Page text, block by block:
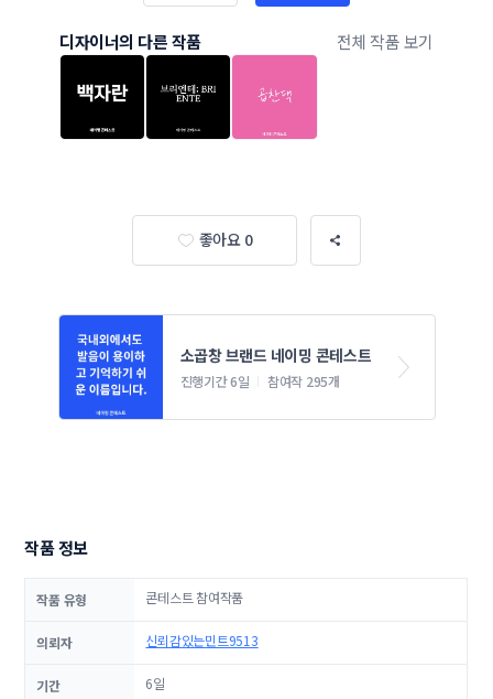
디자이너의 다른 작품 전체 작품 보기
좋아요 0
소곱창 브랜드 네이밍 콘테스트
진행기간 6일 참여작 295개
작품 정보
작품 유형 콘테스트 참여작품
의뢰자 신뢰감있는민트9513
기간 6일